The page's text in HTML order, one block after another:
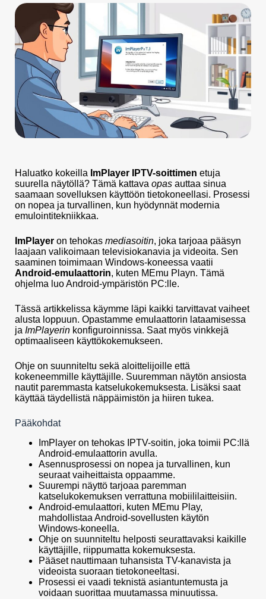
Haluatko kokeilla ImPlayer IPTV-soittimen etuja
suurella näytöllä? Tämä kattava opas auttaa sinua
saamaan sovelluksen käyttöön tietokoneellasi. Prosessi
on nopea ja turvallinen, kun hyödynnät modernia
emulointitekniikkaa.
ImPlayer on tehokas mediasoitin, joka tarjoaa pääsyn
laajaan valikoimaan televisiokanavia ja videoita. Sen
saaminen toimimaan Windows-koneessa vaatii
Android-emulaattorin, kuten MEmu Playn. Tämä
ohjelma luo Android-ympäristön PC:lle.
Tässä artikkelissa käymme läpi kaikki tarvittavat vaiheet
alusta loppuun. Opastamme emulaattorin lataamisessa
ja ImPlayerin konfiguroinnissa. Saat myös vinkkejä
optimaaliseen käyttökokemukseen.
Ohje on suunniteltu sekä aloittelijoille että
kokeneemmille käyttäjille. Suuremman näytön ansiosta
nautit paremmasta katselukokemuksesta. Lisäksi saat
käyttää täydellistä näppäimistön ja hiiren tukea.
Pääkohdat
ImPlayer on tehokas IPTV-soitin, joka toimii PC:llä
Android-emulaattorin avulla.
Asennusprosessi on nopea ja turvallinen, kun
seuraat vaiheittaista oppaamme.
Suurempi näyttö tarjoaa paremman
katselukokemuksen verrattuna mobiililaitteisiin.
Android-emulaattori, kuten MEmu Play,
mahdollistaa Android-sovellusten käytön
Windows-koneella.
Ohje on suunniteltu helposti seurattavaksi kaikille
käyttäjille, riippumatta kokemuksesta.
Pääset nauttimaan tuhansista TV-kanavista ja
videoista suoraan tietokoneeltasi.
Prosessi ei vaadi teknistä asiantuntemusta ja
voidaan suorittaa muutamassa minuutissa.